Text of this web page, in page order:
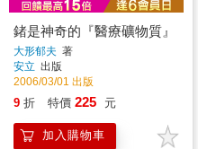
鍺是神奇的『醫療礦物質』
大形郁夫 著
安立 出版
2006/03/01 出版
9 折 特價 225 元
加入購物車